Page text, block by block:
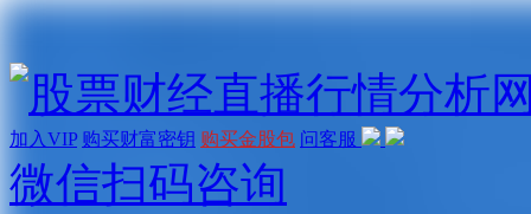
加入VIP 购买财富密钥 购买金股包 问客服
微信扫码咨询